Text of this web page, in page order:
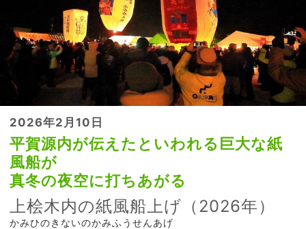
2026年2月10日
平賀源内が伝えたといわれる巨大な紙
風船が
真冬の夜空に打ちあがる
上桧木内の紙風船上げ（2026年）
かみひのきないのかみふうせんあげ